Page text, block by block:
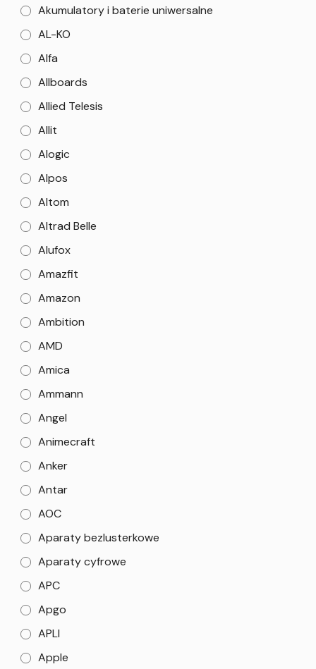
Akumulatory i baterie uniwersalne
AL-KO
Alfa
Allboards
Allied Telesis
Allit
Alogic
Alpos
Altom
Altrad Belle
Alufox
Amazfit
Amazon
Ambition
AMD
Amica
Ammann
Angel
Animecraft
Anker
Antar
AOC
Aparaty bezlusterkowe
Aparaty cyfrowe
APC
Apgo
APLI
Apple